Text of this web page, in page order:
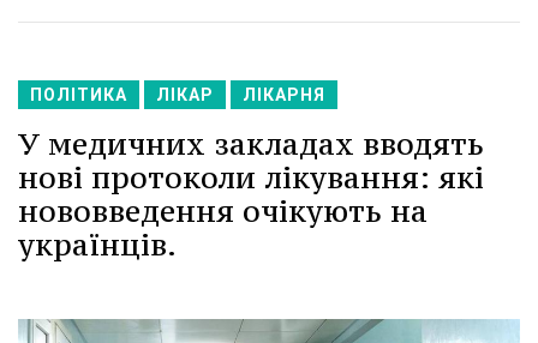
ПОЛІТИКА ЛІКАР ЛІКАРНЯ
У медичних закладах вводять
нові протоколи лікування: які
нововведення очікують на
українців.